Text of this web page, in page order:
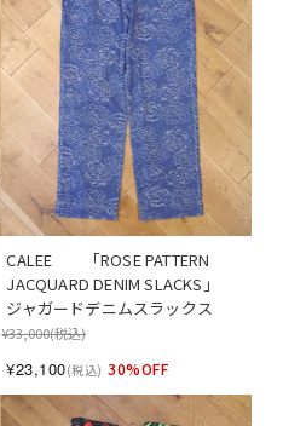
CALEE　　「ROSE PATTERN
JACQUARD DENIM SLACKS」
ジャガードデニムスラックス
¥33,000(税込)
¥23,100(税込) 30%OFF